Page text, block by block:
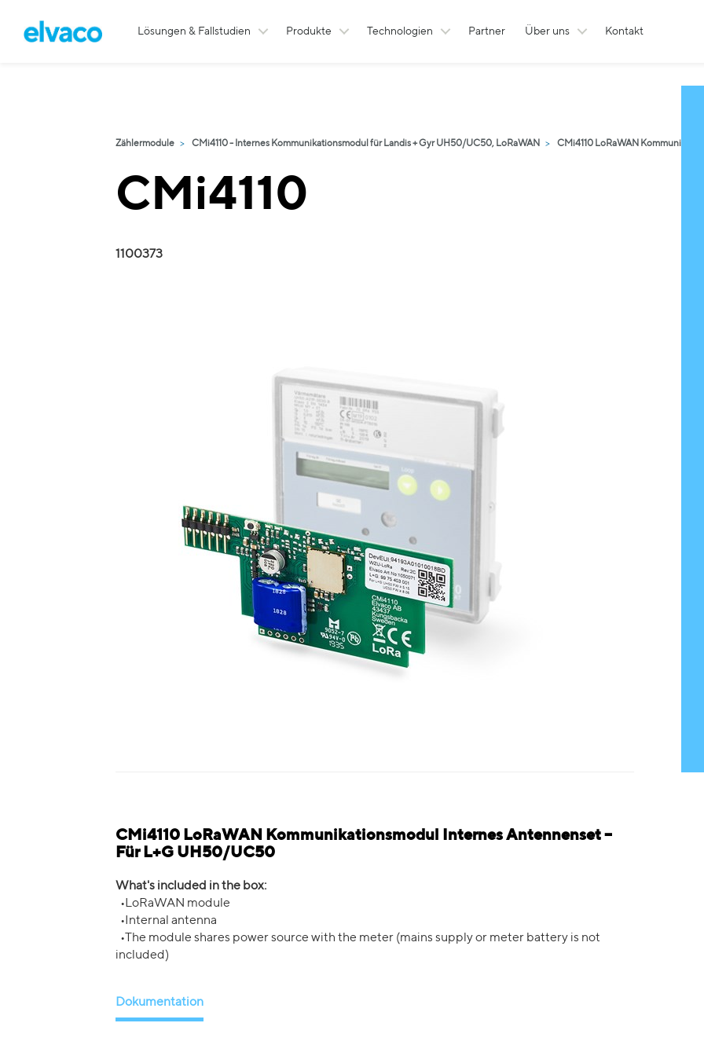
Lösungen & Fallstudien Produkte Technologien Partner Über uns Kontakt
Zählermodule CMi4110 - Internes Kommunikationsmodul für Landis + Gyr UH50/UC50, LoRaWAN CMi4110 LoRaWAN
CMi4110
1100373
CMi4110 LoRaWAN Kommunikationsmodul Internes Antennenset –
Für L+G UH50/UC50
What's included in the box:
•LoRaWAN module
•Internal antenna
•The module shares power source with the meter (mains supply or meter battery is not
included)
Dokumentation